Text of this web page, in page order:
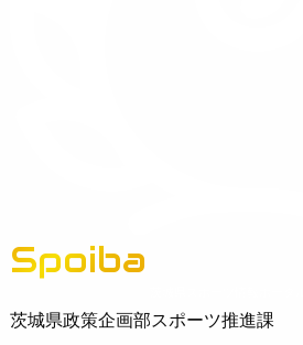
Spoiba
茨城県政策企画部スポーツ推進課